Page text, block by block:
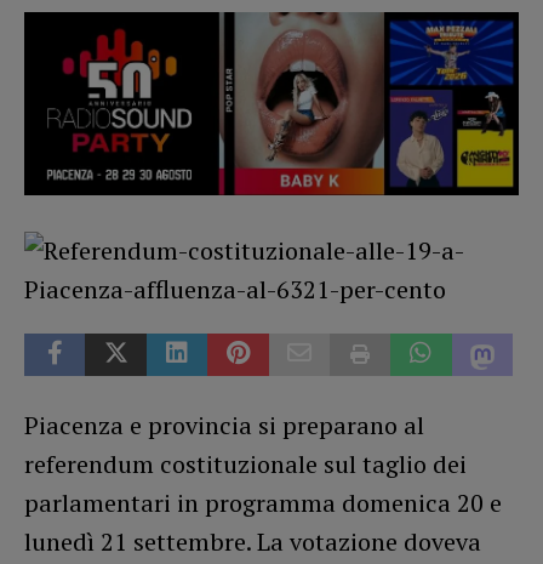
Piacenza e provincia si preparano al
referendum costituzionale sul taglio dei
parlamentari in programma domenica 20 e
lunedì 21 settembre. La votazione doveva